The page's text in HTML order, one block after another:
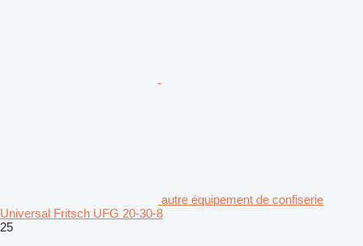
autre équipement de confiserie
Universal Fritsch UFG 20-30-8
25